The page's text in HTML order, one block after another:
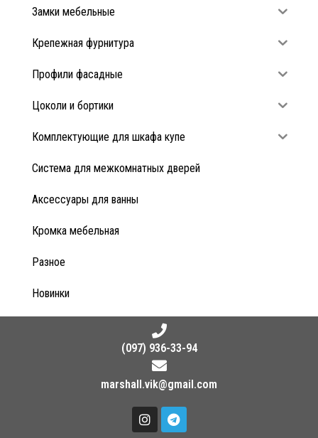
Замки мебельные
Крепежная фурнитура
Профили фасадные
Цоколи и бортики
Комплектующие для шкафа купе
Система для межкомнатных дверей
Аксессуары для ванны
Кромка мебельная
Разное
Новинки
(097) 936-33-94
marshall.vik@gmail.com